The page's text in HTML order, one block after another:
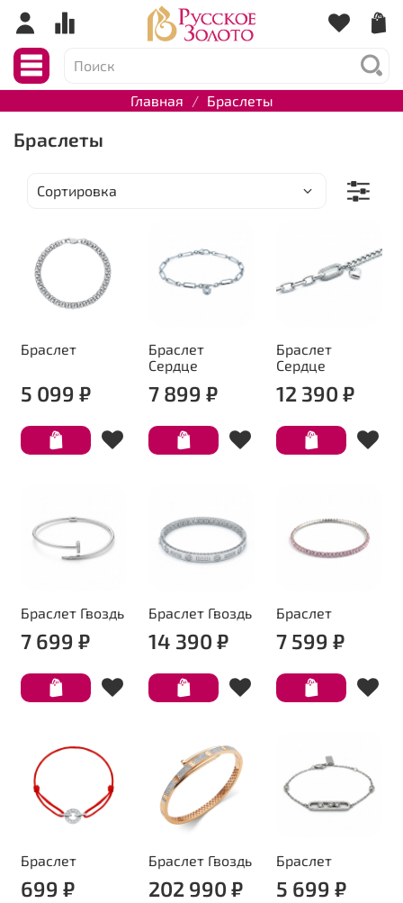
Главная Браслеты
Браслеты
Браслет
5 099 ₽
Браслет
Сердце
7 899 ₽
Браслет
Сердце
12 390 ₽
Браслет Гвоздь
7 699 ₽
Браслет Гвоздь
14 390 ₽
Браслет
7 599 ₽
Браслет
699 ₽
Браслет Гвоздь
202 990 ₽
Браслет
5 699 ₽